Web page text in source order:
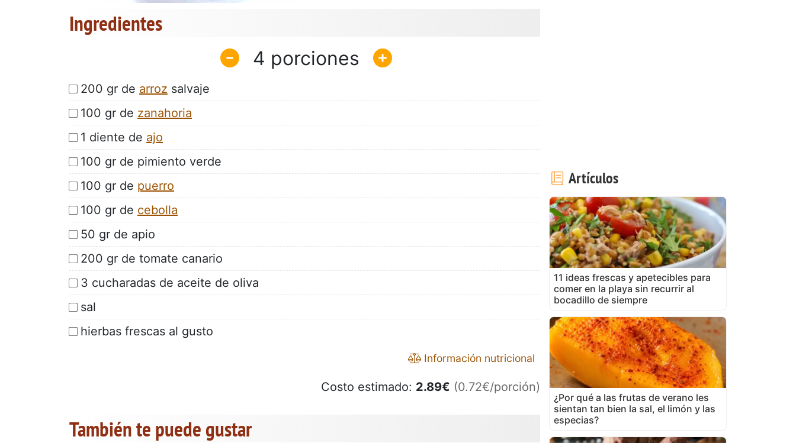
Ingredientes
4
200 gr de arroz salvaje
100 gr de zanahoria
1 diente de ajo
100 gr de pimiento verde
100 gr de puerro
100 gr de cebolla
50 gr de apio
200 gr de tomate canario
3 cucharadas de aceite de oliva
sal
hierbas frescas al gusto
Información nutricional
Costo estimado: 2.89€ (0.72€/porción)
También te puede gustar
Artículos
11 ideas frescas y apetecibles para
comer en la playa sin recurrir al
bocadillo de siempre
¿Por qué a las frutas de verano les
sientan tan bien la sal, el limón y las
especias?